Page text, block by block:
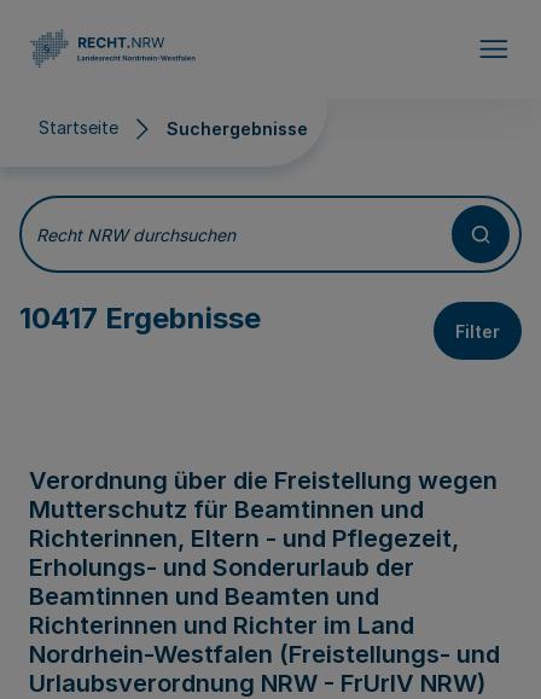
Startseite Suchergebnisse
Suchergebnisse
Recht NRW durchsuchen
10417 Ergebnisse Filter
Verordnung über die Freistellung wegen
Mutterschutz für Beamtinnen und
Richterinnen, Eltern - und Pflegezeit,
Erholungs- und Sonderurlaub der
Beamtinnen und Beamten und
Richterinnen und Richter im Land
Nordrhein-Westfalen (Freistellungs- und
Urlaubsverordnung NRW - FrUrlV NRW)